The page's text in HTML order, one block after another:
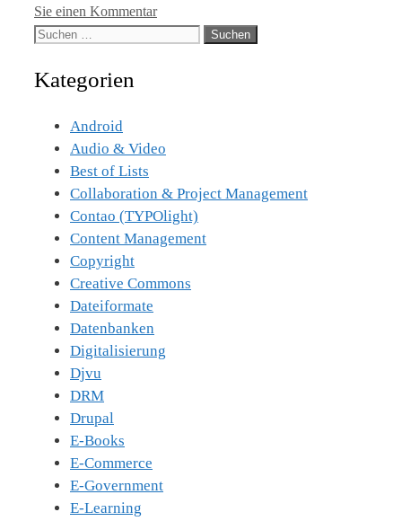
Sie einen Kommentar
Suche
Kategorien
Android
Audio & Video
Best of Lists
Collaboration & Project Management
Contao (TYPOlight)
Content Management
Copyright
Creative Commons
Dateiformate
Datenbanken
Digitalisierung
Djvu
DRM
Drupal
E-Books
E-Commerce
E-Government
E-Learning